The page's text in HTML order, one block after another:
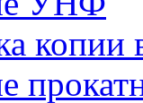
копии